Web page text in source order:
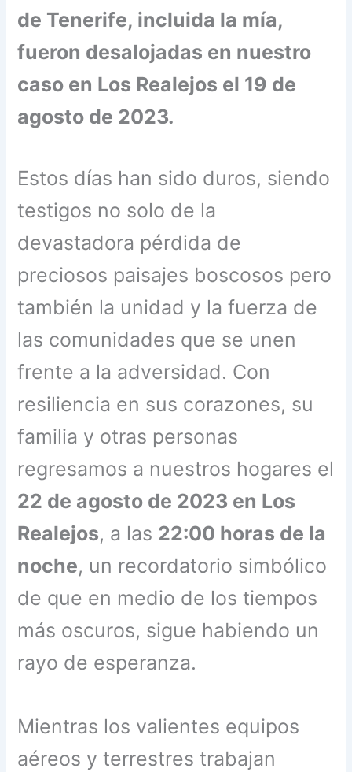
de Tenerife, incluida la mía,
fueron desalojadas en nuestro
caso en Los Realejos el 19 de
agosto de 2023.
Estos días han sido duros, siendo
testigos no solo de la
devastadora pérdida de
preciosos paisajes boscosos pero
también la unidad y la fuerza de
las comunidades que se unen
frente a la adversidad. Con
resiliencia en sus corazones, su
familia y otras personas
regresamos a nuestros hogares el
22 de agosto de 2023 en Los
Realejos, a las 22:00 horas de la
noche, un recordatorio simbólico
de que en medio de los tiempos
más oscuros, sigue habiendo un
rayo de esperanza.
Mientras los valientes equipos
aéreos y terrestres trabajan